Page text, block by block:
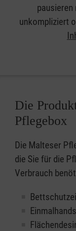
pausieren
unkompliziert
Die
Pflegebox
Die Malteser
die Sie für die
Verbrauch